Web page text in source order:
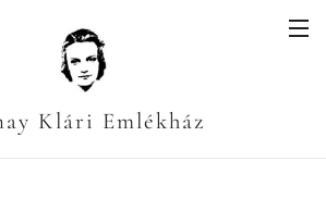
Klári Emlékház